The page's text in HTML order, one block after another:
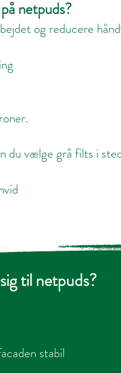
netpuds?
og reducere
du vælge grå filts i
til netpuds?
stabil